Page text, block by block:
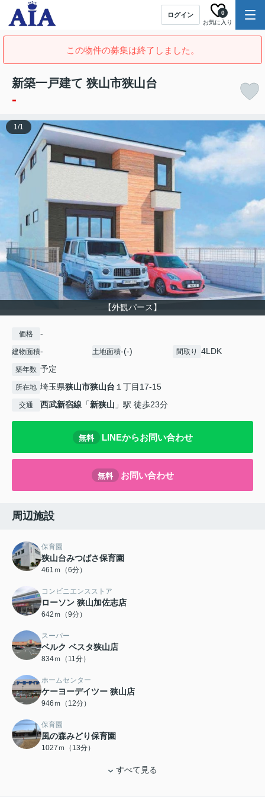
ログイン
お気に入り
0
この物件の募集は終了しました。
新築一戸建て 狭山市狭山台
-
【外観パース】
1/1
価格 -
建物面積- 土地面積-(-) 間取り 4LDK
築年数 予定
所在地 埼玉県狭山市狭山台 １丁目17-15
交通 西武新宿線 「新狭山 」駅 徒歩23分
無料 LINEからお問い合わせ
無料 お問い合わせ
周辺施設
保育園
狭山台みつばさ保育園
461ｍ（6分）
コンビニエンスストア
ローソン 狭山加佐志店
642ｍ（9分）
スーパー
ベルク ベスタ狭山店
834ｍ（11分）
ホームセンター
ケーヨーデイツー 狭山店
946ｍ（12分）
保育園
風の森みどり保育園
1027ｍ（13分）
すべて見る